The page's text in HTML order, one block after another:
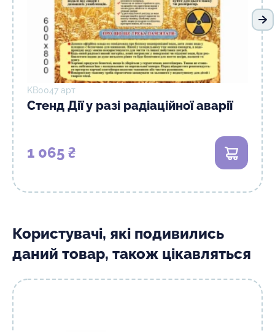
KB0047 арт
Стенд Дії у разі радіаційної аварії
1 065 ₴ В кошик
Користувачі, які подивились
даний товар, також цікавляться